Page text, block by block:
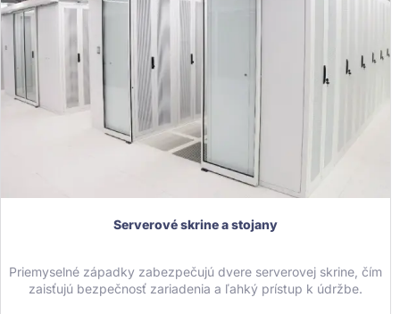
Serverové skrine a stojany
Priemyselné západky zabezpečujú dvere serverovej skrine, čím
zaisťujú bezpečnosť zariadenia a ľahký prístup k údržbe.